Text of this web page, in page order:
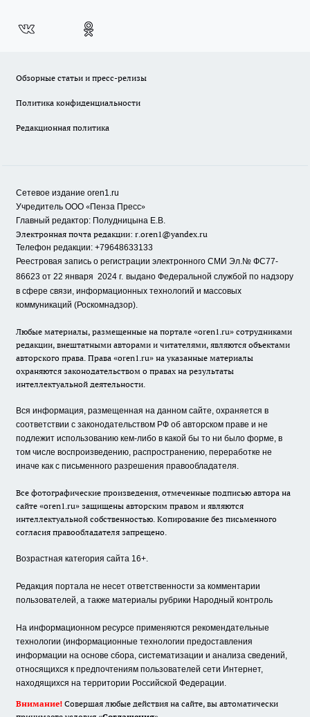
Обзорные статьи и пресс-релизы
Политика конфиденциальности
Редакционная политика
Сетевое издание oren1.ru
Учредитель ООО «Пенза Пресс»
Главный редактор: Полудницына Е.В.
Электронная почта редакции: r.oren1@yandex.ru
Телефон редакции: +79648633133
Реестровая запись о регистрации электронного СМИ Эл.№ ФС77-
86623 от 22 января 2024 г. выдано Федеральной службой по надзору
в сфере связи, информационных технологий и массовых
коммуникаций (Роскомнадзор).
Любые материалы, размещенные на портале «oren1.ru» сотрудниками
редакции, внештатными авторами и читателями, являются объектами
авторского права. Права «oren1.ru» на указанные материалы
охраняются законодательством о правах на результаты
интеллектуальной деятельности.
Вся информация, размещенная на данном сайте, охраняется в
соответствии с законодательством РФ об авторском праве и не
подлежит использованию кем-либо в какой бы то ни было форме, в
том числе воспроизведению, распространению, переработке не
иначе как с письменного разрешения правообладателя.
Все фотографические произведения, отмеченные подписью автора на
сайте «oren1.ru» защищены авторским правом и являются
интеллектуальной собственностью. Копирование без письменного
согласия правообладателя запрещено.
Возрастная категория сайта 16+.
Редакция портала не несет ответственности за комментарии
пользователей, а также материалы рубрики Народный контроль
На информационном ресурсе применяются рекомендательные
технологии (информационные технологии предоставления
информации на основе сбора, систематизации и анализа сведений,
относящихся к предпочтениям пользователей сети Интернет,
находящихся на территории Российской Федерации.
Внимание! Совершая любые действия на сайте, вы автоматически